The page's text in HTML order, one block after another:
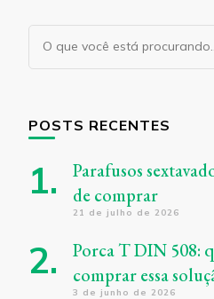
Procurando
POSTS RECENTES
Parafusos
de comprar
21 de julho de 2026
Porca T DIN 508:
comprar essa
3 de junho de 2026